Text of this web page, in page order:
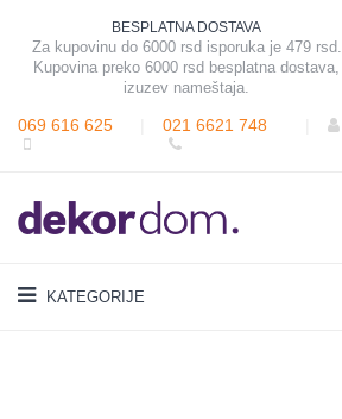
BESPLATNA DOSTAVA
Za kupovinu do 6000 rsd isporuka je 479 rsd.
Kupovina preko 6000 rsd besplatna dostava,
izuzev nameštaja.
069 616 625 021 6621 748
KATEGORIJE